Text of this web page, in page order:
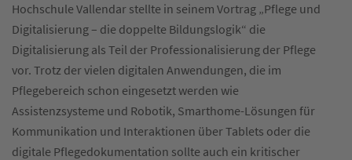
Hochschule Vallendar stellte in seinem Vortrag „Pflege und
Digitalisierung – die doppelte Bildungslogik“ die
Digitalisierung als Teil der Professionalisierung der Pflege
vor. Trotz der vielen digitalen Anwendungen, die im
Pflegebereich schon eingesetzt werden wie
Assistenzsysteme und Robotik, Smarthome-Lösungen für
Kommunikation und Interaktionen über Tablets oder die
digitale Pflegedokumentation sollte auch ein kritischer